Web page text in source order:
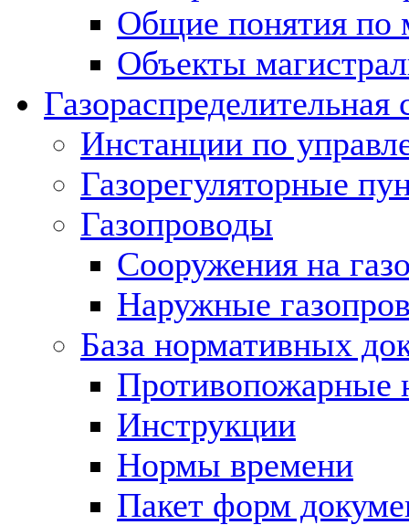
Общие понятия по
Объекты
Газораспределительная
Инстанции по
Газорегуляторные
Газопроводы
Сооружения на
Наружные
База нормативных
Противопожарные
Инструкции
Нормы времени
Пакет форм